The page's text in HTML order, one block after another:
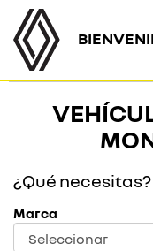
¿Qué necesitas?
Marca